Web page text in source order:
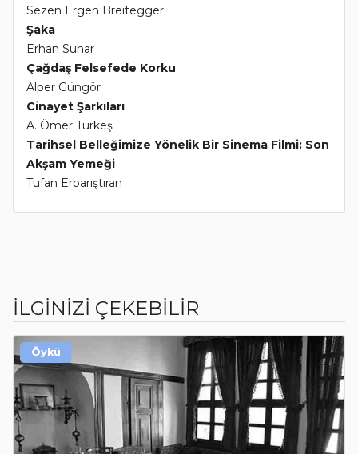
Sezen Ergen Breitegger
Şaka
Erhan Sunar
Çağdaş Felsefede Korku
Alper Güngör
Cinayet Şarkıları
A. Ömer Türkeş
Tarihsel Belleğimize Yönelik Bir Sinema Filmi: Son
Akşam Yemeği
Tufan Erbarıştıran
İLGİNİZİ ÇEKEBİLİR
Öykü